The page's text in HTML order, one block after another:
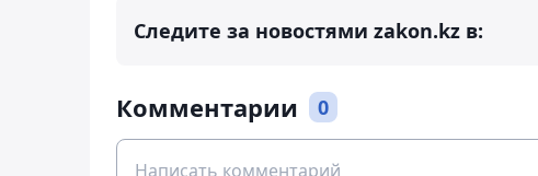
Следите за новостями zakon.kz в:
Комментарии 0